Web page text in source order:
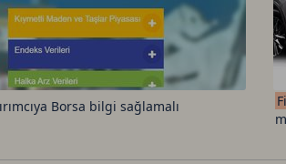
Borsa bilgi sağlamalı